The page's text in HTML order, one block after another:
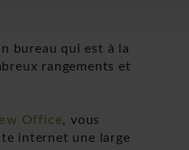
bureau qui est à la
rangements et
Office, vous
internet une large